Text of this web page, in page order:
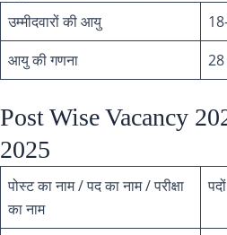
उम्मीदवारों की आयु
आयु की गणना
Post Wise Vacancy
2025
पोस्ट का नाम / पद का नाम / परीक्षा
का नाम